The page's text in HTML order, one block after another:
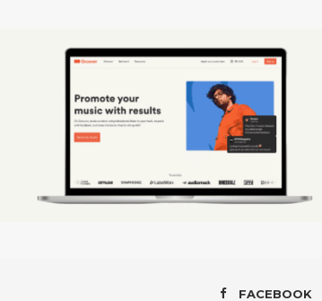
FACEBOOK